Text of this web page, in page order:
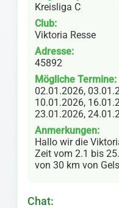
Kreisliga C
Club:
Viktoria Resse
Adresse:
45892
Mögliche Termine:
02.01.2026,
10.01.2026,
23.01.2026,
Anmerkungen:
Hallo wir die
Zeit vom 2.1 bis
von 30 km von
Chat: